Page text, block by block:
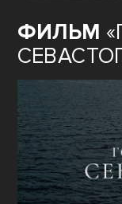
ФИЛЬМ